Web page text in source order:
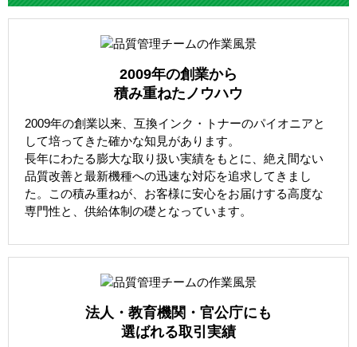
2009年の創業から
積み重ねたノウハウ
2009年の創業以来、互換インク・トナーのパイオニアと
して培ってきた確かな知見があります。
長年にわたる膨大な取り扱い実績をもとに、絶え間ない
品質改善と最新機種への迅速な対応を追求してきまし
た。この積み重ねが、お客様に安心をお届けする高度な
専門性と、供給体制の礎となっています。
法人・教育機関・官公庁にも
選ばれる取引実績